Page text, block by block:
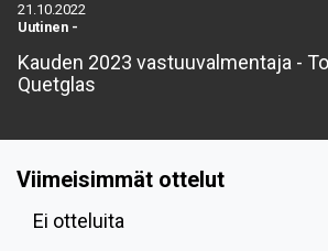
21.10.2022
Uutinen -
Kauden 2023 vastuuvalmentaja -
Quetglas
Viimeisimmät ottelut
Ei otteluita